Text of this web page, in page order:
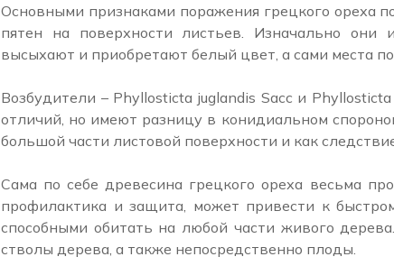
Основными признаками поражения грецкого ореха
пятен на поверхности листьев. Изначально они
высыхают и приобретают белый цвет, а сами места
Возбудители – Phyllosticta juglandis Sacc и
отличий, но имеют разницу в конидиальном
большой части листовой поверхности и как
Сама по себе древесина грецкого ореха весьма
профилактика и защита, может привести к
способными обитать на любой части живого
стволы дерева, а также непосредственно плоды.